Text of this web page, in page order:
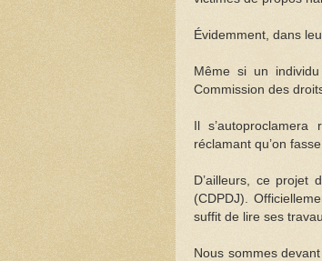
Évidemment, dans
Même si un
Commission des
Il
réclamant qu’on
D’ailleurs, ce
(CDPDJ).
suffit de lire ses
Nous sommes